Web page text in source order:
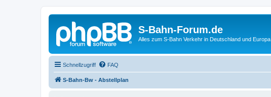
S-Bahn-Forum.de
Alles zum S-Bahn Verkehr in Deutschland und Europa
Schnellzugriff FAQ
S-Bahn-Bw - Abstellplan